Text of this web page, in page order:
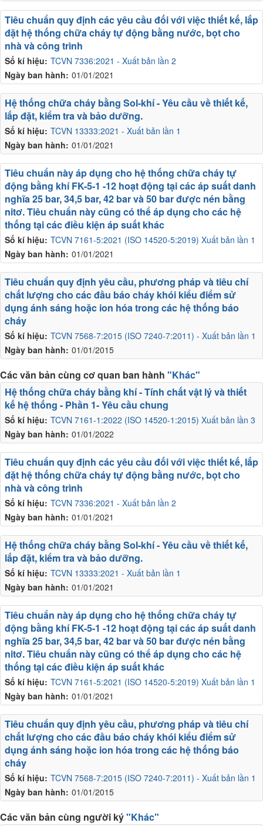
Số kí hiệu: TCVN 7336:2021 - Xuất bản lần 2
Ngày ban hành: 01/01/2021
Tiêu chuẩn quy định các yêu cầu đối với việc thiết kế, lắp
đặt hệ thống chữa cháy tự động bằng nước, bọt cho
nhà và công trình
Số kí hiệu: TCVN 13333:2021 - Xuất bản lần 1
Ngày ban hành: 01/01/2021
Hệ thống chữa cháy bằng Sol-khí - Yêu cầu về thiết kế,
lắp đặt, kiểm tra và bảo dưỡng.
Số kí hiệu: TCVN 7161-5:2021 (ISO 14520-5:2019) Xuất bản lần 1
Ngày ban hành: 01/01/2021
Tiêu chuẩn này áp dụng cho hệ thống chữa cháy tự
động bằng khí FK-5-1 -12 hoạt động tại các áp suất danh
nghĩa 25 bar, 34,5 bar, 42 bar và 50 bar được nén bằng
nitơ. Tiêu chuẩn này cũng có thể áp dụng cho các hệ
thống tại các điều kiện áp suất khác
Số kí hiệu: TCVN 7568-7:2015 (ISO 7240-7:2011) - Xuất bản lần 1
Ngày ban hành: 01/01/2015
Tiêu chuẩn quy định yêu cầu, phương pháp và tiêu chí
chất lượng cho các đầu báo cháy khói kiểu điểm sử
dụng ánh sáng hoặc ion hóa trong các hệ thống báo
cháy
Các văn bản cùng cơ quan ban hành "Khác"
Số kí hiệu: TCVN 7161-1:2022 (ISO 14520-1:2015) Xuất bản lần 3
Ngày ban hành: 01/01/2022
Hệ thống chữa cháy bằng khí - Tính chất vật lý và thiết
kế hệ thống - Phần 1- Yêu cầu chung
Số kí hiệu: TCVN 7336:2021 - Xuất bản lần 2
Ngày ban hành: 01/01/2021
Tiêu chuẩn quy định các yêu cầu đối với việc thiết kế, lắp
đặt hệ thống chữa cháy tự động bằng nước, bọt cho
nhà và công trình
Số kí hiệu: TCVN 13333:2021 - Xuất bản lần 1
Ngày ban hành: 01/01/2021
Hệ thống chữa cháy bằng Sol-khí - Yêu cầu về thiết kế,
lắp đặt, kiểm tra và bảo dưỡng.
Số kí hiệu: TCVN 7161-5:2021 (ISO 14520-5:2019) Xuất bản lần 1
Ngày ban hành: 01/01/2021
Tiêu chuẩn này áp dụng cho hệ thống chữa cháy tự
động bằng khí FK-5-1 -12 hoạt động tại các áp suất danh
nghĩa 25 bar, 34,5 bar, 42 bar và 50 bar được nén bằng
nitơ. Tiêu chuẩn này cũng có thể áp dụng cho các hệ
thống tại các điều kiện áp suất khác
Số kí hiệu: TCVN 7568-7:2015 (ISO 7240-7:2011) - Xuất bản lần 1
Ngày ban hành: 01/01/2015
Tiêu chuẩn quy định yêu cầu, phương pháp và tiêu chí
chất lượng cho các đầu báo cháy khói kiểu điểm sử
dụng ánh sáng hoặc ion hóa trong các hệ thống báo
cháy
Các văn bản cùng người ký"Khác"